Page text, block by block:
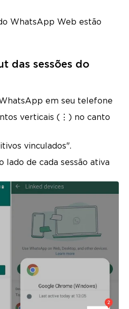
do WhatsApp Web estão
das sessões do
em seu telefone
verticais (⋮) no canto
vinculados".
lado de cada sessão ativa